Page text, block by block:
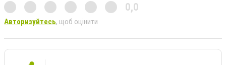
0,0
Авторизуйтесь, щоб оцінити